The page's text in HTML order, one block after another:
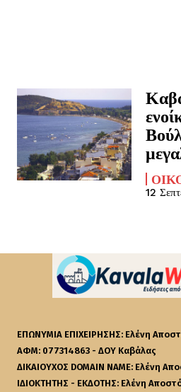
12
ΕΠΩΝΥΜΙΑ ΕΠΙΧΕΙΡΗΣΗΣ: Ελένη
ΑΦΜ: 077314863 - ΔΟΥ Καβάλας
ΔΙΚΑΙΟΥΧΟΣ DOMAIN NAME: Ελένη
ΙΔΙΟΚΤΗΤΗΣ - ΕΚΔΟΤΗΣ: Ελένη